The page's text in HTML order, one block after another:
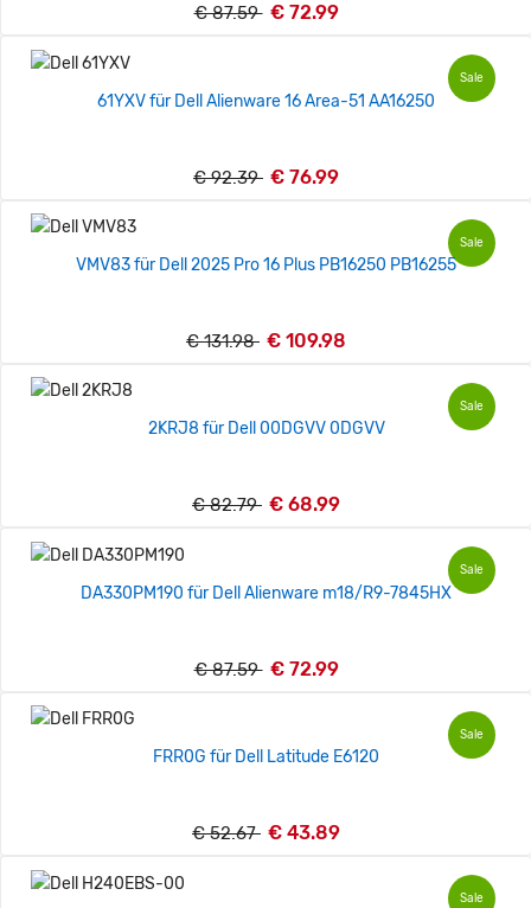
€ 87.59 € 72.99
Sale
61YXV für Dell Alienware 16 Area-51 AA16250
€ 92.39 € 76.99
Sale
VMV83 für Dell 2025 Pro 16 Plus PB16250 PB16255
€ 131.98 € 109.98
Sale
2KRJ8 für Dell 00DGVV 0DGVV
€ 82.79 € 68.99
Sale
DA330PM190 für Dell Alienware m18/R9-7845HX
€ 87.59 € 72.99
Sale
FRR0G für Dell Latitude E6120
€ 52.67 € 43.89
Sale